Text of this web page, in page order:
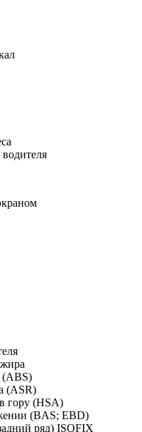
(ABS)
(ASR)
гору (HSA)
(BAS; EBD)
ряд) ISOFIX